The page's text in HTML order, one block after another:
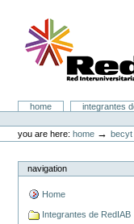
content.
Portal RedIAB
Sectionshome integrantes
tools
you are here: home →becyt
navigation
Home
Integrantes de RedIAB